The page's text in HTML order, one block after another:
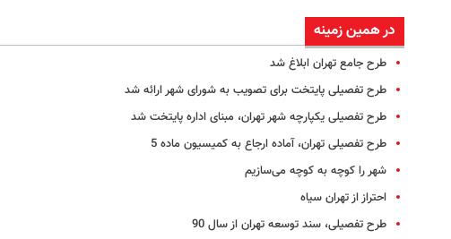
در همین زمینه
طرح جامع تهران ابلاغ شد
طرح تفصیلی پایتخت برای تصویب به شورای شهر ارائه شد
طرح تفصیلی یکپارچه شهر تهران‌، مبنای اداره پایتخت شد
طرح تفصیلی تهران، آماده ارجاع به کمیسیون ماده 5
شهر را کوچه به کوچه می‌سازیم
احتراز از تهران سیاه
طرح تفصیلی، سند توسعه تهران از سال 90